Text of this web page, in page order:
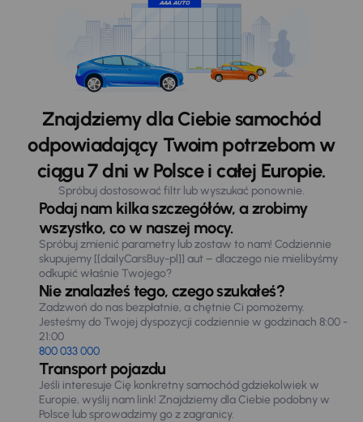
Znajdziemy dla Ciebie samochód
odpowiadający Twoim potrzebom w
ciągu 7 dni w Polsce i całej Europie.
Spróbuj dostosować filtr lub wyszukać ponownie.
Podaj nam kilka szczegółów, a zrobimy
wszystko, co w naszej mocy.
Spróbuj zmienić parametry lub zostaw to nam! Codziennie
skupujemy [[dailyCarsBuy-pl]] aut – dlaczego nie mielibyśmy
odkupić właśnie Twojego?
Nie znalazłeś tego, czego szukałeś?
Zadzwoń do nas bezpłatnie, a chętnie Ci pomożemy.
Jesteśmy do Twojej dyspozycji codziennie w godzinach 8:00 -
21:00
800 033 000
Transport pojazdu
Jeśli interesuje Cię konkretny samochód gdziekolwiek w
Europie, wyślij nam link! Znajdziemy dla Ciebie podobny w
Polsce lub sprowadzimy go z zagranicy.